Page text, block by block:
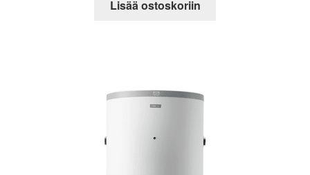
Lisää ostoskoriin